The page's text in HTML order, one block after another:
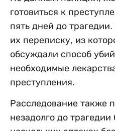
готовиться к
пять дней до
их переписку, из
обсуждали способ
необходимые
преступления.
Расследование также
незадолго до